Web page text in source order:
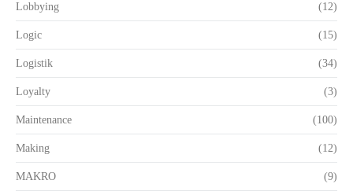
Lobbying (12)
Logic (15)
Logistik (34)
Loyalty (3)
Maintenance (100)
Making (12)
MAKRO (9)